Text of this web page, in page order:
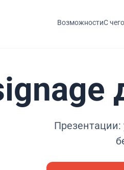
ВозможностиС